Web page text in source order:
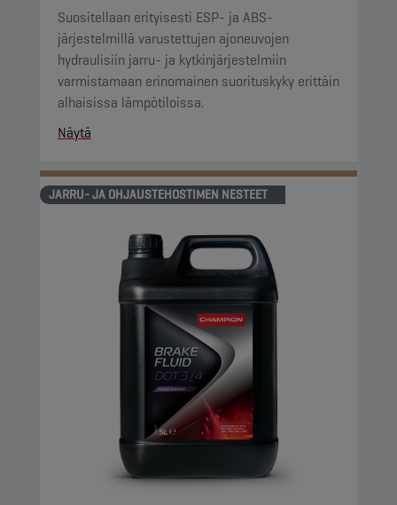
Suositellaan erityisesti ESP- ja ABS-
järjestelmillä varustettujen ajoneuvojen
hydraulisiin jarru- ja kytkinjärjestelmiin
varmistamaan erinomainen suorituskyky erittäin
alhaisissa lämpötiloissa.
Näytä
JARRU- JA OHJAUSTEHOSTIMEN NESTEET